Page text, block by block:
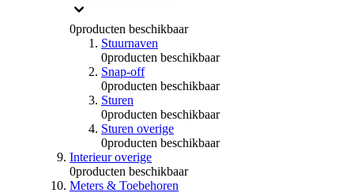
0producten beschikbaar
Stuurnaven
0producten beschikbaar
Snap-off
0producten beschikbaar
Sturen
0producten beschikbaar
Sturen overige
0producten beschikbaar
Interieur overige
0producten beschikbaar
Meters & Toebehoren